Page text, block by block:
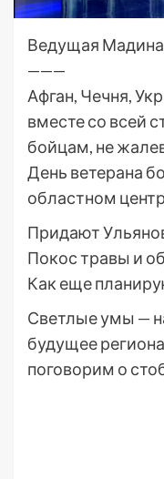
Ведущая
———
Афган, Чечня,
вместе со всей
бойцам, не
День ветерана
областном
Придают
Покос травы и
Как еще
Светлые умы —
будущее
поговорим о